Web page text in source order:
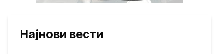
Најнови вести